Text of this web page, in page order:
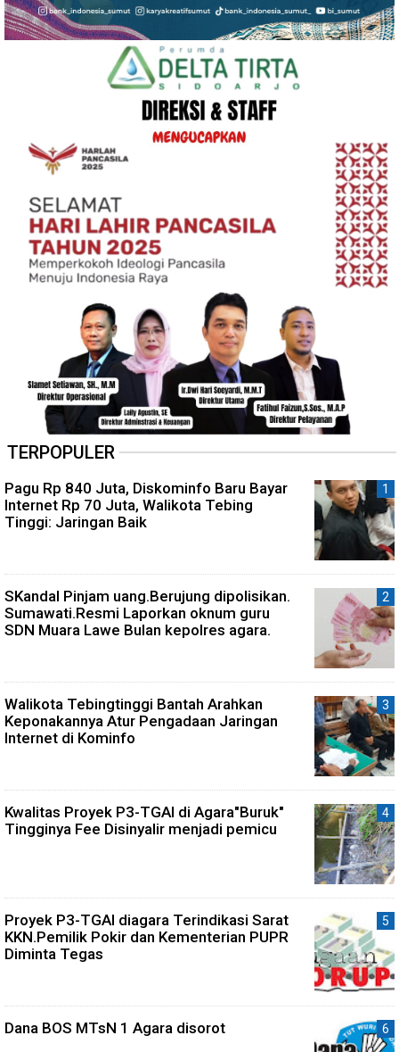
TERPOPULER
Pagu Rp 840 Juta, Diskominfo Baru Bayar
Internet Rp 70 Juta, Walikota Tebing
Tinggi: Jaringan Baik
SKandal Pinjam uang.Berujung dipolisikan.
Sumawati.Resmi Laporkan oknum guru
SDN Muara Lawe Bulan kepolres agara.
Walikota Tebingtinggi Bantah Arahkan
Keponakannya Atur Pengadaan Jaringan
Internet di Kominfo
Kwalitas Proyek P3-TGAI di Agara"Buruk"
Tingginya Fee Disinyalir menjadi pemicu
Proyek P3-TGAI diagara Terindikasi Sarat
KKN.Pemilik Pokir dan Kementerian PUPR
Diminta Tegas
Dana BOS MTsN 1 Agara disorot